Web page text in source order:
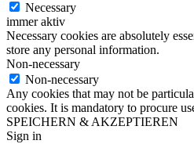
Necessary
immer aktiv
Necessary cookies are absolutely
store any personal information.
Non-necessary
Non-necessary
Any cookies that may not be
cookies. It is mandatory to procure
SPEICHERN & AKZEPTIEREN
Sign in